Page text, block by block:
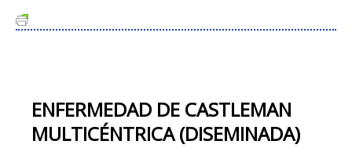
ENFERMEDAD DE CASTLEMAN
MULTICÉNTRICA (DISEMINADA)